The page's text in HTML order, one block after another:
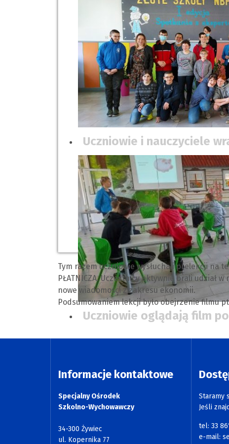
Uczniowie i nauczyciele
Uczniowie oglądają film
Tym razem uczniowie wysłuchali prelekcji na
PŁATNICZA. Uczestnicy aktywnie brali udział
nowe wiadomości z zakresu ekonomii.
Podsumowaniem lekcji było obejrzenie filmu
Informacje kontaktowe
Specjalny Ośrodek
Szkolno-Wychowawczy
34-300 Żywiec
ul. Kopernika 77
Staramy
Jeśli
tel: 33
e-mail: